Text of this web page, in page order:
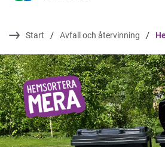
Start Avfall och återvinning